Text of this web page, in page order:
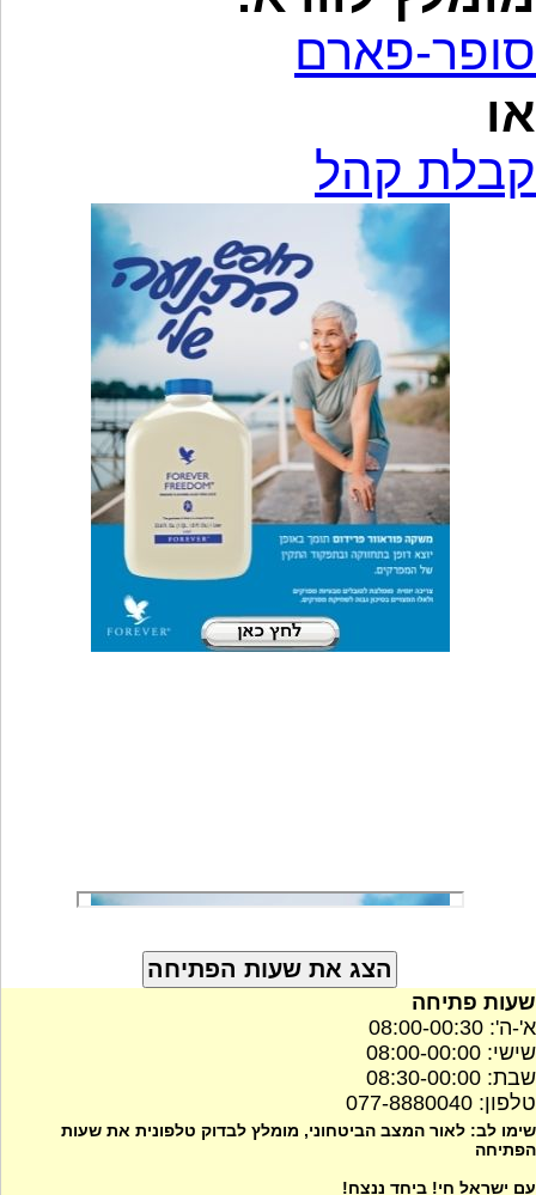
סופר-פארם
או
קבלת קהל
שעות פתיחה
א'-ה': 08:00-00:30
שישי: 08:00-00:00
שבת: 08:30-00:00
טלפון: 077-8880040
שימו לב: לאור המצב הביטחוני, מומלץ לבדוק טלפונית את שעות
הפתיחה
עם ישראל חי! ביחד ננצח!